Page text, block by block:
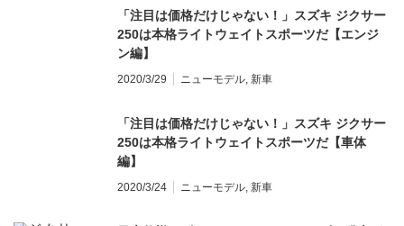
「注目は価格だけじゃない！」スズキ ジクサー
250は本格ライトウェイトスポーツだ【エンジ
ン編】
2020/3/29 ニューモデル, 新車
「注目は価格だけじゃない！」スズキ ジクサー
250は本格ライトウェイトスポーツだ【車体
編】
2020/3/24 ニューモデル, 新車